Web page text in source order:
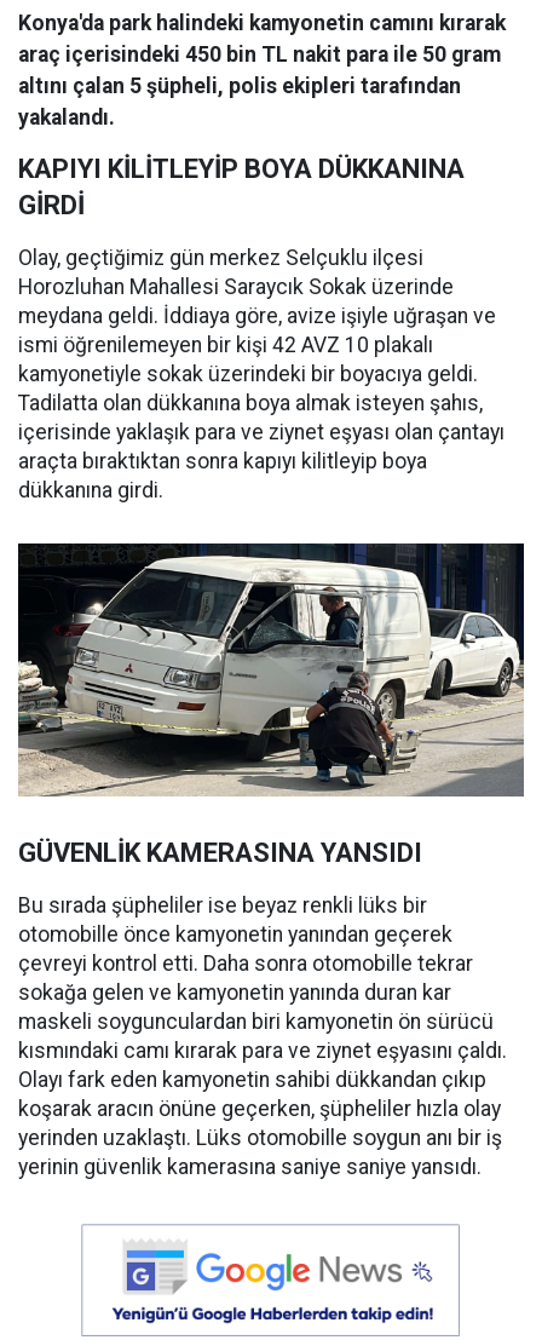
Konya'da park halindeki kamyonetin camını kırarak
araç içerisindeki 450 bin TL nakit para ile 50 gram
altını çalan 5 şüpheli, polis ekipleri tarafından
yakalandı.
KAPIYI KİLİTLEYİP BOYA DÜKKANINA
GİRDİ
Olay, geçtiğimiz gün merkez Selçuklu ilçesi
Horozluhan Mahallesi Saraycık Sokak üzerinde
meydana geldi. İddiaya göre, avize işiyle uğraşan ve
ismi öğrenilemeyen bir kişi 42 AVZ 10 plakalı
kamyonetiyle sokak üzerindeki bir boyacıya geldi.
Tadilatta olan dükkanına boya almak isteyen şahıs,
içerisinde yaklaşık para ve ziynet eşyası olan çantayı
araçta bıraktıktan sonra kapıyı kilitleyip boya
dükkanına girdi.
GÜVENLİK KAMERASINA YANSIDI
Bu sırada şüpheliler ise beyaz renkli lüks bir
otomobille önce kamyonetin yanından geçerek
çevreyi kontrol etti. Daha sonra otomobille tekrar
sokağa gelen ve kamyonetin yanında duran kar
maskeli soygunculardan biri kamyonetin ön sürücü
kısmındaki camı kırarak para ve ziynet eşyasını çaldı.
Olayı fark eden kamyonetin sahibi dükkandan çıkıp
koşarak aracın önüne geçerken, şüpheliler hızla olay
yerinden uzaklaştı. Lüks otomobille soygun anı bir iş
yerinin güvenlik kamerasına saniye saniye yansıdı.